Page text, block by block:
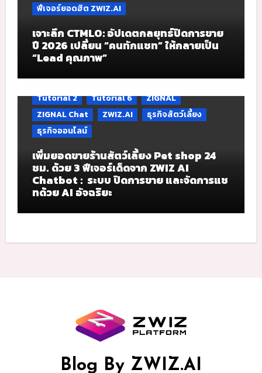
ฟีเจอร์ยอดฮิต ZWIZ.AI
เจาะลึก CTMLO: อัปเดตกลยุทธ์ปิดการขาย
ปี 2026 เปลี่ยน “คนทักแชท” ให้กลายเป็น
“Lead คุณภาพ”
Tutorial 2 Tutorial 6
ZIGNAL
ZIGNAL Chat
ZWIZ.AI
ธุรกิจสัตว์เลี้ยง
ธุรกิจออนไลน์
เพิ่มยอดขายร้านสัตว์เลี้ยง Pet shop 24
ชม. ด้วย 3 ฟีเจอร์เด็ดจาก ZWIZ AI
Chatbot : ระบบ ปิดการขาย และจัดการแช
ทด้วย AI อัจฉริยะ
Blog By ZWIZ.AI